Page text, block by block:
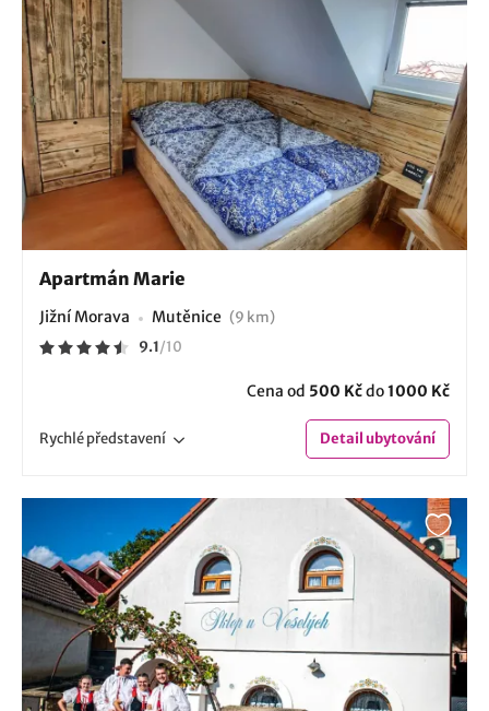
Apartmán Marie
Jižní Morava Mutěnice (9 km)
9.1/10
Cena od 500 Kčdo1000 Kč
Rychlépředstavení Detailubytování